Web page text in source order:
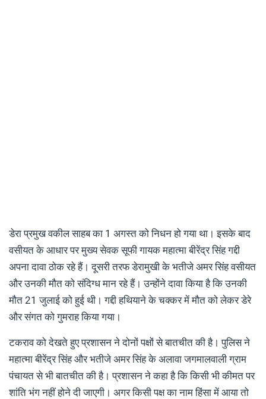
डेरा प्रमुख वकील साहब का 1 अगस्त को निधन हो गया था। इसके बाद
वसीयत के आधार पर मुख्य सेवक सूफी गायक महात्मा बीरेंद्र सिंह गद्दी
अपना दावा ठोक रहे हैं। दूसरी तरफ डेरामुखी के भतीजे अमर सिंह वसीयत
और उनकी मौत को संदिग्ध मान रहे हैं। उन्होंने दावा किया है कि उनकी
मौत 21 जुलाई को हुई थी। गद्दी हथियाने के चक्कर में मौत को लेकर डेरे
और संगत को गुमराह किया गया।
टकराव को देखते हुए प्रशासन ने दोनों पक्षों से बातचीत की है। पुलिस ने
महात्मा बीरेंद्र सिंह और भतीजे अमर सिंह के अलावा जगमालवाली ग्राम
पंचायत से भी बातचीत की है। प्रशासन ने कहा है कि किसी भी कीमत पर
शांति भंग नहीं होने दी जाएगी। अगर किसी पक्ष का नाम हिंसा में आया तो